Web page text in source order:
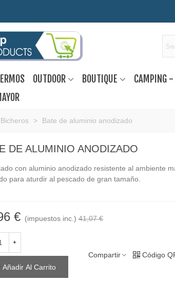
OUTDOOR BOUTIQUE CAMPING -
> Bate de aluminio anodizado
DE ALUMINIO ANODIZADO
con aluminio anodizado resistente al ambiente
para aturdir al pescado de gran tamaño.
€ (impuestos inc.) 41,07 €
+
Añadir Al Carrito
Compartir Código